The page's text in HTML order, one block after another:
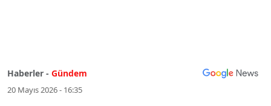
Haberler - Gündem
20 Mayıs 2026 - 16:35